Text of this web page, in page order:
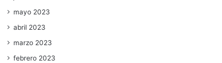
mayo 2023
abril 2023
marzo 2023
febrero 2023